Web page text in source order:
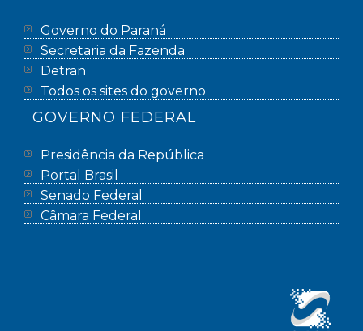
Governo do Paraná
Secretaria da Fazenda
Detran
Todos os sites do governo
GOVERNO FEDERAL
Presidência da República
Portal Brasil
Senado Federal
Câmara Federal